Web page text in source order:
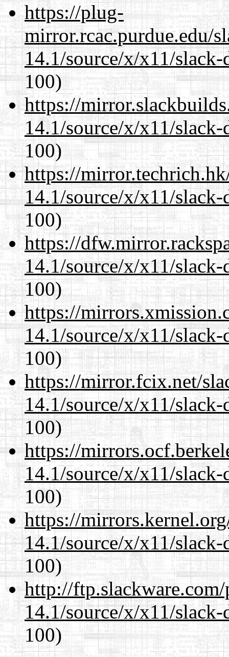
https://plug-
mirror.rcac.purdue.edu/
14.1/source/x/x11/
100)
https://
14.1/source/x/x11/
100)
https://
14.1/source/x/x11/
100)
https://
14.1/source/x/x11/
100)
https://
14.1/source/x/x11/
100)
https://mirror.fcix.net/
14.1/source/x/x11/
100)
https://
14.1/source/x/x11/
100)
https://
14.1/source/x/x11/
100)
http://
14.1/source/x/x11/
100)